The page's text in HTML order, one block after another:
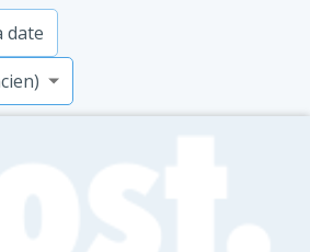
date